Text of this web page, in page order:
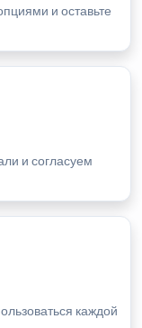
и оставьте
и согласуем
каждой